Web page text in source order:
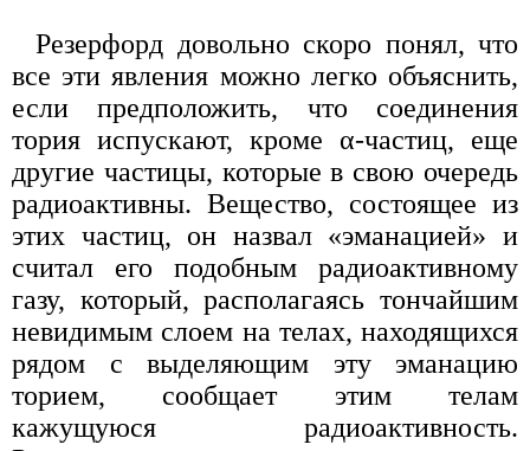
Резерфорд довольно скоро понял, что
все эти явления можно легко объяснить,
если предположить, что соединения
тория испускают, кроме α-частиц, еще
другие частицы, которые в свою очередь
радиоактивны. Вещество, состоящее из
этих частиц, он назвал «эманацией» и
считал его подобным радиоактивному
газу, который, располагаясь тончайшим
невидимым слоем на телах, находящихся
рядом с выделяющим эту эманацию
торием, сообщает этим телам
кажущуюся радиоактивность.